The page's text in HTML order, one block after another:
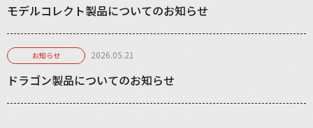
モデルコレクト製品についてのお知らせ
お知らせ 2026.05.21
ドラゴン製品についてのお知らせ